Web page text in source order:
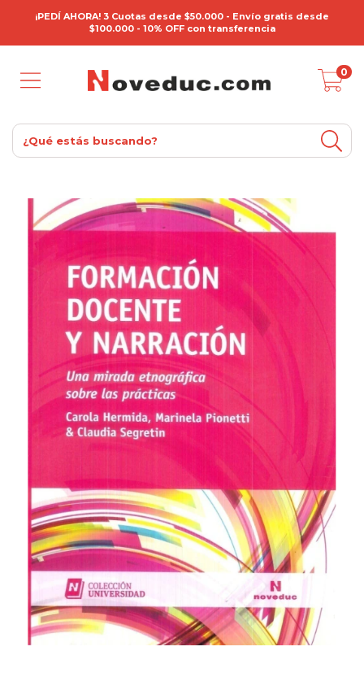
¡PEDÍ AHORA! 3 Cuotas desde $50.000 - Envío gratis desde
$100.000 - 10% OFF con transferencia
0